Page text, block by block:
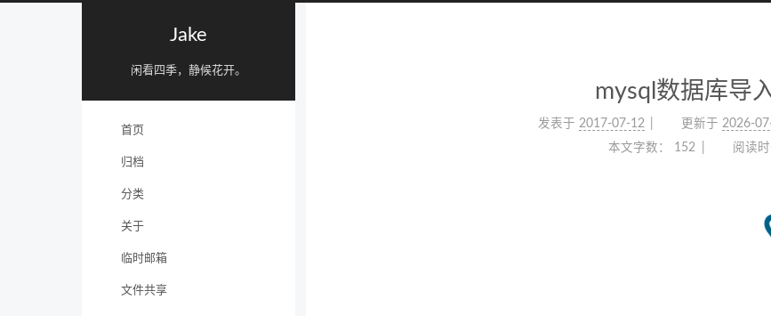
Jake
闲看四季，静候花开。
首页
归档
分类
关于
临时邮箱
文件共享
mysql数据库导
发表于 2017-07-12 更新于 2026-
本文字数：
152 阅读